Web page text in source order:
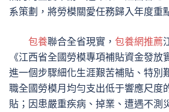
系策劃，將勞模關愛任務歸入年度重
包養聯合全省現實， 包養網推薦
《江西省全國勞模專項補貼資金發放
進一個步驟細化生涯艱苦補貼、特別
職全國勞模月均勻支出低于響應尺度
貼；因患嚴重疾病、掉業、遭遇不測